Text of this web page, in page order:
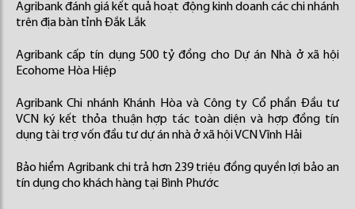
Agribank đánh giá kết quả hoạt động kinh doanh các chi nhánh
trên địa bàn tỉnh Đắk Lắk
Agribank cấp tín dụng 500 tỷ đồng cho Dự án Nhà ở xã hội
Ecohome Hòa Hiệp
Agribank Chi nhánh Khánh Hòa và Công ty Cổ phần Đầu tư
VCN ký kết thỏa thuận hợp tác toàn diện và hợp đồng tín
dụng tài trợ vốn đầu tư dự án nhà ở xã hội VCN Vĩnh Hải
Bảo hiểm Agribank chi trả hơn 239 triệu đồng quyền lợi bảo an
tín dụng cho khách hàng tại Bình Phước